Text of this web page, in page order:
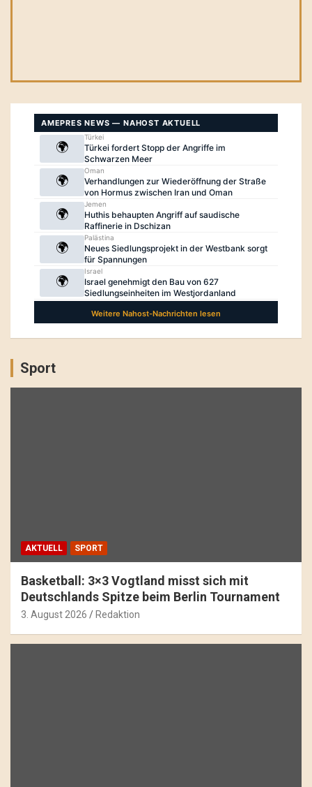
Sport
AKTUELL SPORT
Basketball: 3×3 Vogtland misst sich mit
Deutschlands Spitze beim Berlin Tournament
3. August 2026 Redaktion